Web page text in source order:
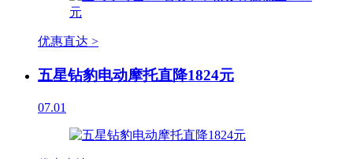
优惠直达 >
五星钻豹电动摩托直降1824元
07.01